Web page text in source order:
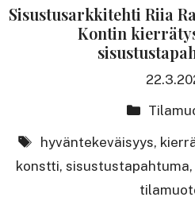
Sisustusarkkitehti Riia
Kontin
avainsanat
hyväntekeväisyys,
konstti, sisustustapahtuma,